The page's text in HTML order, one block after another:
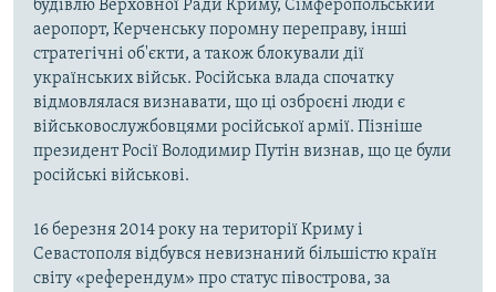
будівлю Верховної Ради Криму, Сімферопольський
аеропорт, Керченську поромну переправу, інші
стратегічні об'єкти, а також блокували дії
українських військ. Російська влада спочатку
відмовлялася визнавати, що ці озброєні люди є
військовослужбовцями російської армії. Пізніше
президент Росії Володимир Путін визнав, що це були
російські військові.
16 березня 2014 року на території Криму і
Севастополя відбувся невизнаний більшістю країн
світу «референдум» про статус півострова, за